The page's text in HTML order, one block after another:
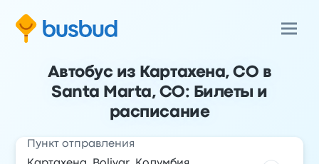
Автобус из Картахена, CO в
Santa Marta, CO: Билеты и
расписание
Пункт отправления